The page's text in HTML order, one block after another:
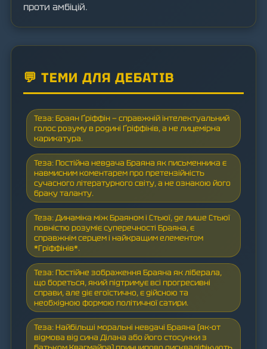
проти амбіцій.
💬 ТЕМИ ДЛЯ ДЕБАТІВ
Теза: Браян Ґріффін — справжній інтелектуальний
голос розуму в родині Ґріффінів, а не лицемірна
карикатура.
Теза: Постійна невдача Браяна як письменника є
навмисним коментарем про претензійність
сучасного літературного світу, а не ознакою його
браку таланту.
Теза: Динаміка між Браяном і Стьюї, де лише Стьюї
повністю розуміє суперечності Браяна, є
справжнім серцем і найкращим елементом
*Гріффінів*.
Теза: Постійне зображення Браяна як ліберала,
що бореться, який підтримує всі прогресивні
справи, але діє егоїстично, є дійсною та
необхідною формою політичної сатири.
Теза: Найбільші моральні невдачі Браяна (як-от
відмова від сина Ділана або його стосунки з